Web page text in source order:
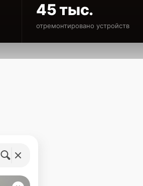
45 тыс.
отремонтировано устройств